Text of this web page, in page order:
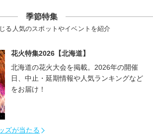
季節特集
る人気のスポットやイベントを紹介
花火特集2026【北海道】
北海道の花火大会を掲載。2026年の開催
日、中止・延期情報や人気ランキングなど
をお届け！
ズが当たる